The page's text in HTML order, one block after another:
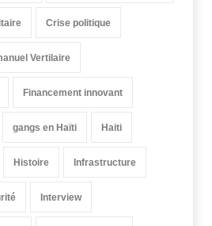
Crise politique
Vertilaire
Financement innovant
gangs en Haïti Haiti
Histoire Infrastructure
Interview